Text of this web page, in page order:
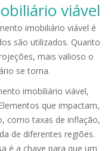
viável
imobiliário viável é
são utilizados. Quanto
mais valioso o
se torna.
imobiliário viável,
que impactam,
como taxas de inflação,
de diferentes regiões.
é a chave para que um